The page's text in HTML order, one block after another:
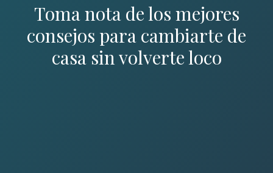
Toma nota de los mejores
consejos para cambiarte de
casa sin volverte loco